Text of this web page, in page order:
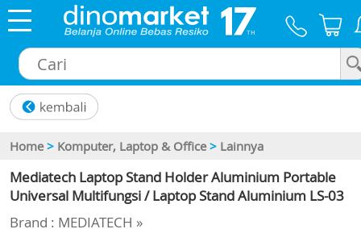
Home > Komputer, Laptop & Office > Lainnya
Mediatech Laptop Stand Holder Aluminium Portable
Universal Multifungsi / Laptop Stand Aluminium LS-03
Brand : MEDIATECH »